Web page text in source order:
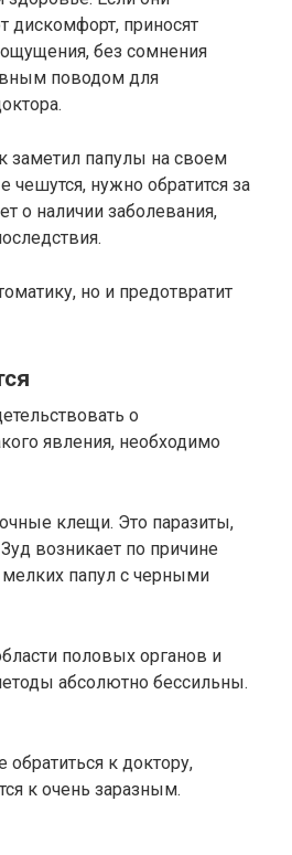
дискомфорт, приносят
без сомнения
поводом для
заметил папулы на своем
чешутся, нужно обратится за
о наличии заболевания,
но и предотвратит
о
явления, необходимо
клещи. Это паразиты,
возникает по причине
папул с черными
половых органов и
абсолютно бессильны.
к доктору,
к очень заразным.